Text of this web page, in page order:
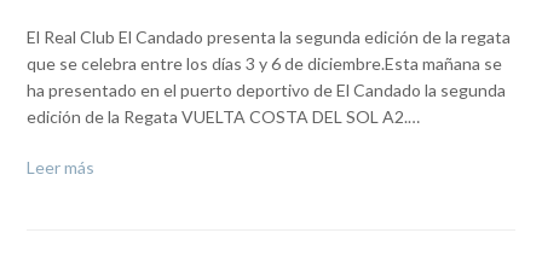
El Real Club El Candado presenta la segunda edición de la regata
que se celebra entre los días 3 y 6 de diciembre.Esta mañana se
ha presentado en el puerto deportivo de El Candado la segunda
edición de la Regata VUELTA COSTA DEL SOL A2.…
Leer más